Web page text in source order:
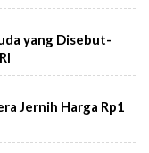
yang Disebut-
Jernih Harga Rp1